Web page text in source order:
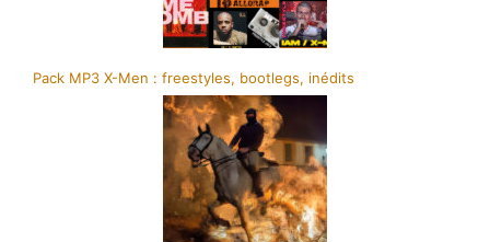
Pack MP3 X-Men : freestyles, bootlegs, inédits